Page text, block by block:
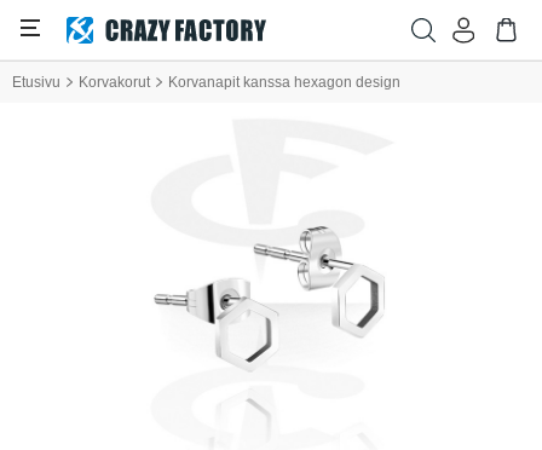
Etusivu Korvakorut Korvanapit kanssa hexagon design